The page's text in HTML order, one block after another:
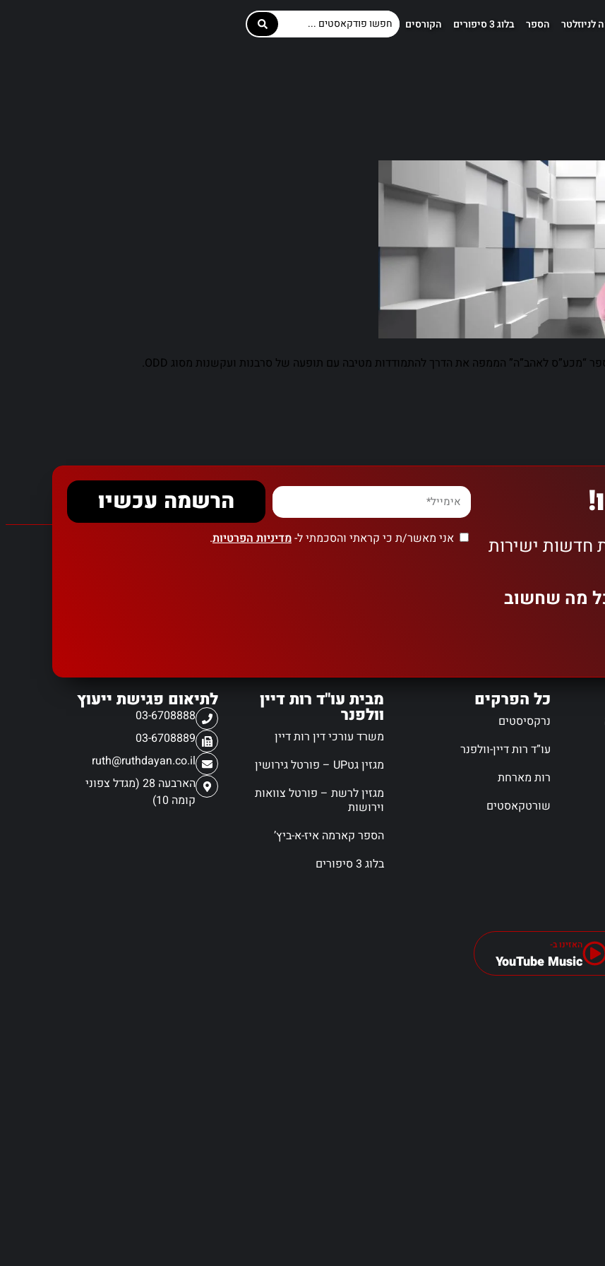
לניוזלטר הספר בלוג 3 סיפורים הקורסים
חדשות ישירות
מה שחשוב
אני מאשר/ת כי קראתי והסכמתי ל-מדיניות הפרטיות.
הרשמה עכשיו
כל הפרקים
נרקסיסטים
עו”ד רות דיין-וולפנר
רות מארחת
שורטקאסטים
מבית עו"ד רות דיין
וולפנר
משרד עורכי דין רות דיין
מגזין גטUP – פורטל גירושין
מגזין לרשת – פורטל צוואות
וירושות
הספר קארמה איז-א-ביץ’
בלוג 3 סיפורים
לתיאום פגישת ייעוץ
03-6708888
03-6708889
ruth@ruthdayan.co.il
הארבעה 28 (מגדל צפוני
קומה 10)
האזינו ב-
YouTube Music